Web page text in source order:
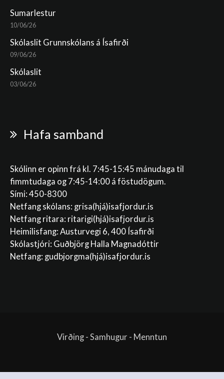
Sumarlestur
10/06/26
Skólaslit Grunnskólans á Ísafirði
09/06/26
Skólaslit
03/06/26
Hafa samband
Skólinn er opinn frá kl. 7:45-15:45 mánudaga til
fimmtudaga og 7:45-14:00 á föstudögum.
Sími: 450-8300
Netfang skólans: grisa(hjá)isafjordur.is
Netfang ritara: ritarigi(hjá)isafjordur.is
Heimilisfang: Austurvegi 6, 400 Ísafirði
Skólastjóri: Guðbjörg Halla Magnadóttir
Netfang: gudbjorgma(hjá)isafjordur.is
Virðing - Samhugur - Menntun